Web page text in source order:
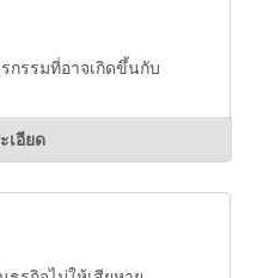
กรรมที่อาจเกิดขึ้นกับ
เอียด